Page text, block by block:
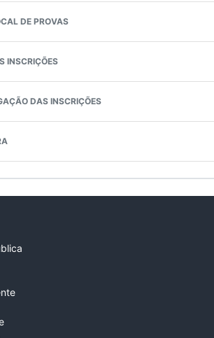
DE PROVAS
INSCRIÇÕES
DAS INSCRIÇÕES